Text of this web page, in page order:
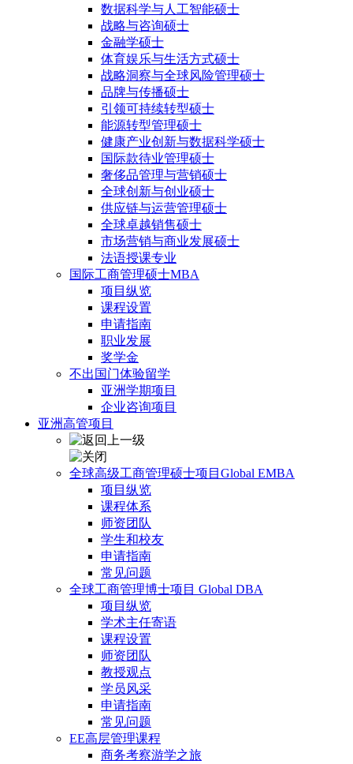
数据科学与人工智能硕士
战略与咨询硕士
金融学硕士
体育娱乐与生活方式硕士
战略洞察与全球风险管理硕士
品牌与传播硕士
引领可持续转型硕士
能源转型管理硕士
健康产业创新与数据科学硕士
国际款待业管理硕士
奢侈品管理与营销硕士
全球创新与创业硕士
供应链与运营管理硕士
全球卓越销售硕士
市场营销与商业发展硕士
法语授课专业
国际工商管理硕士MBA
项目纵览
课程设置
申请指南
职业发展
奖学金
不出国门体验留学
亚洲学期项目
企业咨询项目
亚洲高管项目
全球高级工商管理硕士项目Global EMBA
项目纵览
课程体系
师资团队
学生和校友
申请指南
常见问题
全球工商管理博士项目 Global DBA
项目纵览
学术主任寄语
课程设置
师资团队
教授观点
学员风采
申请指南
常见问题
EE高层管理课程
商务考察游学之旅